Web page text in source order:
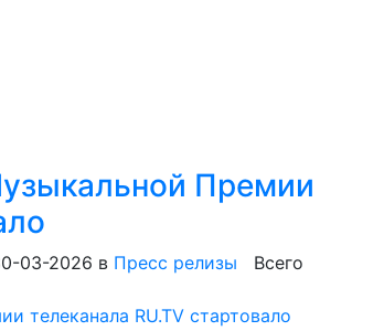
Премии
03-2026 в Пресс релизы Всего